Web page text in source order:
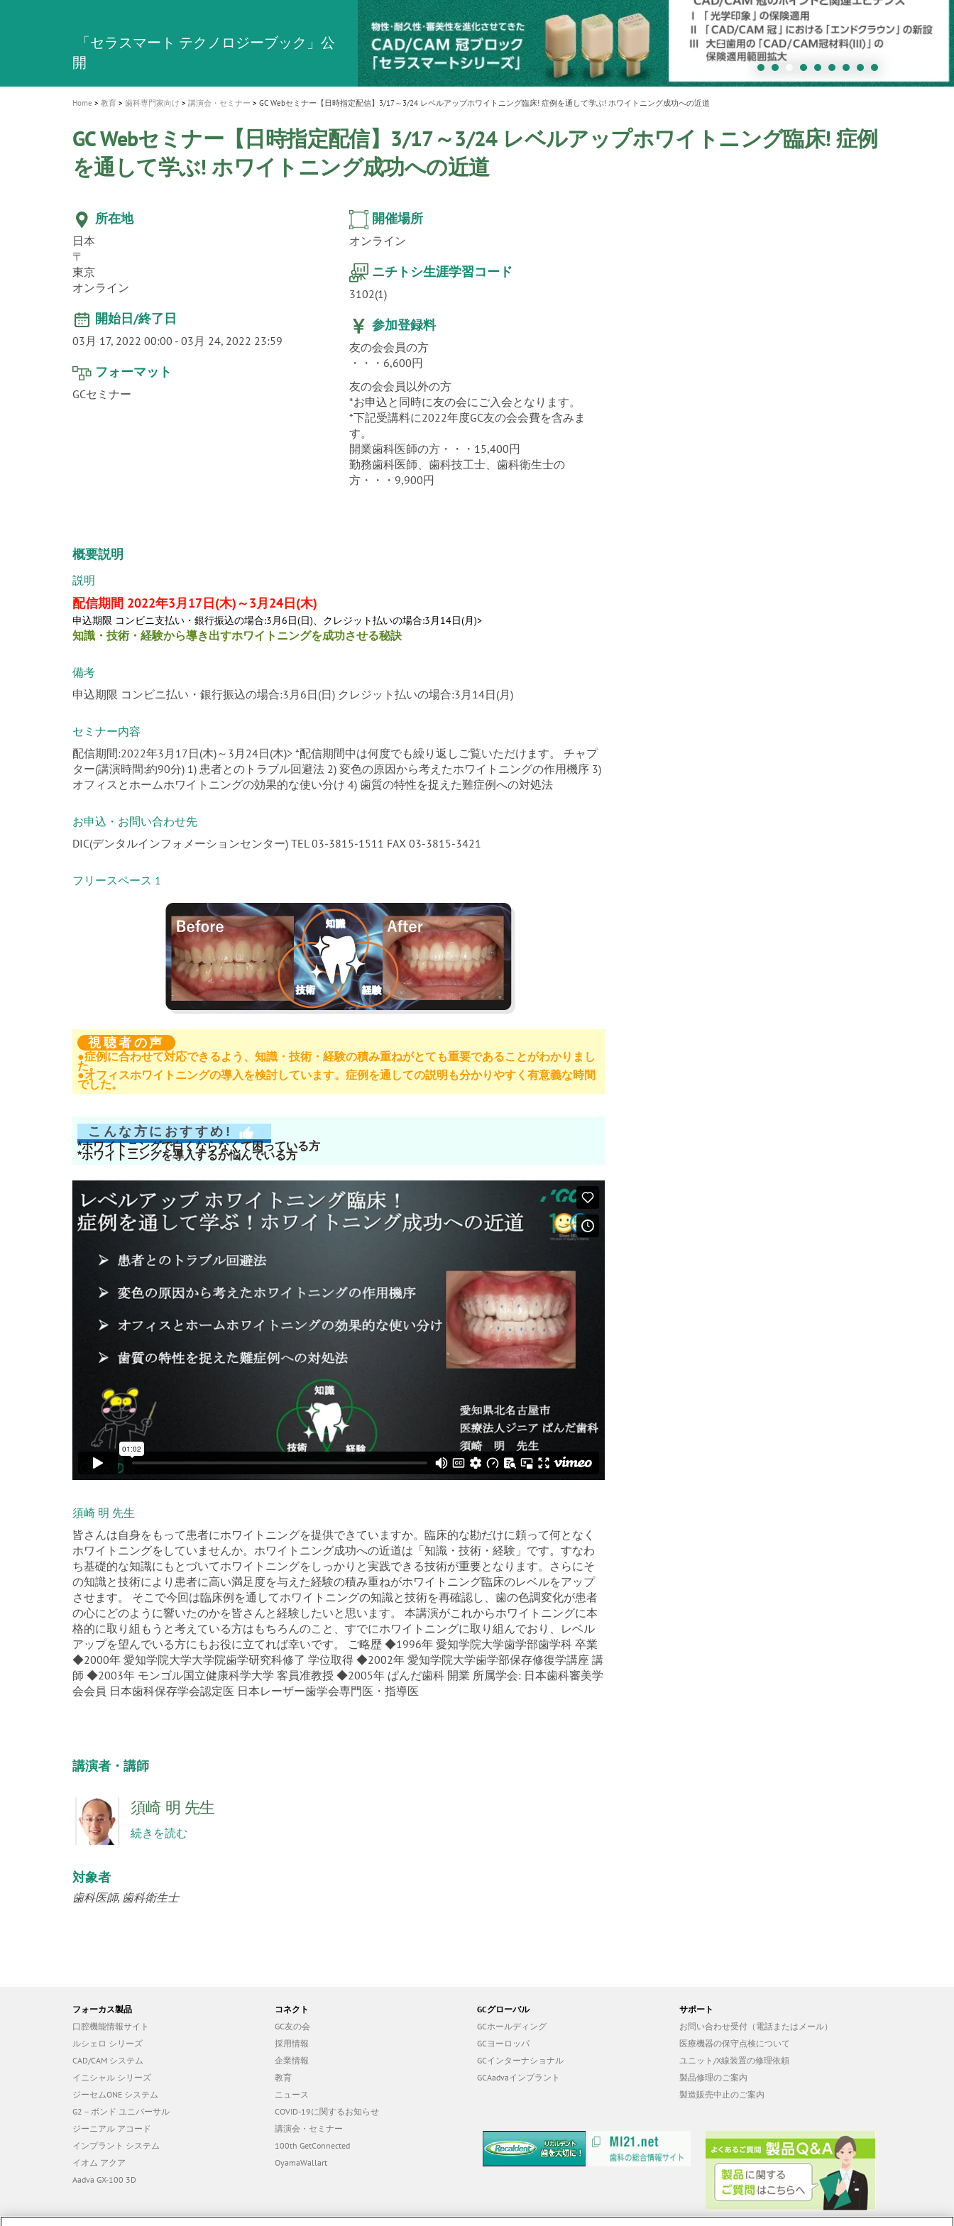
o
n
A healthy smile greatly contributes to your
quality of life
新発売 エバーエックス フロー
製品の詳細情報はこちら
「セラスマート テクノロジーブック」公
開
「イニシャル LiSi（リジ）ブロック テクノ
ロジーブック」公開
歯を内部まで白くする
医療ホワイトニング ティオン®
新製品 イオム ナゴミ for DH
専用サイトはこちら
新製品バキュクレーブ 118 / 318 Prime
製品の詳細情報はこちら
インプラント Aadva®
ショートインプラント新発売
GCグループ企業
Home 教育 歯科専門家向け 講演会・セミナー GC Webセミナー【日時指定配信】3/17～3/24 レベルアップホワイトニング臨床! 症例を通して学ぶ! ホワイトニング成功への近道
GC Webセミナー【日時指定配信】3/17～3/24 レベルアップホワイトニング臨床! 症例
を通して学ぶ! ホワイトニング成功への近道
所在地
日本
〒
東京
オンライン
開始日/終了日
03月 17, 2022 00:00 - 03月 24, 2022 23:59
フォーマット
GCセミナー
開催場所
オンライン
ニチトシ生涯学習コード
3102(1)
参加登録料
友の会会員の方
・・・6,600円
友の会会員以外の方
*お申込と同時に友の会にご入会となります。
*下記受講料に2022年度GC友の会会費を含みま
す。
開業歯科医師の方・・・15,400円
勤務歯科医師、歯科技工士、歯科衛生士の
方・・・9,900円
概要説明
説明
配信期間 2022年3月17日(木)～3月24日(木)
申込期限 コンビニ支払い・銀行振込の場合:3月6日(日)、クレジット払いの場合:3月14日(月)>
知識・技術・経験から導き出すホワイトニングを成功させる秘訣
備考
申込期限 コンビニ払い・銀行振込の場合:3月6日(日) クレジット払いの場合:3月14日(月)
セミナー内容
配信期間:2022年3月17日(木)～3月24日(木)> *配信期間中は何度でも繰り返しご覧いただけます。 チャプ
ター(講演時間:約90分) 1) 患者とのトラブル回避法 2) 変色の原因から考えたホワイトニングの作用機序 3)
オフィスとホームホワイトニングの効果的な使い分け 4) 歯質の特性を捉えた難症例への対処法
お申込・お問い合わせ先
DIC(デンタルインフォメーションセンター) TEL 03-3815-1511 FAX 03-3815-3421
フリースペース 1
視聴者の声
●症例に合わせて対応できるよう、知識・技術・経験の積み重ねがとても重要であることがわかりまし
た。
●オフィスホワイトニングの導入を検討しています。症例を通しての説明も分かりやすく有意義な時間
でした。
こんな方におすすめ!
*ホワイトニングで白くならなくて困っている方
*ホワイトニングを導入するか悩んでいる方
須崎 明 先生
皆さんは自身をもって患者にホワイトニングを提供できていますか。臨床的な勘だけに頼って何となく
ホワイトニングをしていませんか。ホワイトニング成功への近道は「知識・技術・経験」です。すなわ
ち基礎的な知識にもとづいてホワイトニングをしっかりと実践できる技術が重要となります。さらにそ
の知識と技術により患者に高い満足度を与えた経験の積み重ねがホワイトニング臨床のレベルをアップ
させます。 そこで今回は臨床例を通してホワイトニングの知識と技術を再確認し、歯の色調変化が患者
の心にどのように響いたのかを皆さんと経験したいと思います。 本講演がこれからホワイトニングに本
格的に取り組もうと考えている方はもちろんのこと、すでにホワイトニングに取り組んでおり、レベル
アップを望んでいる方にもお役に立てれば幸いです。 ご略歴 ◆1996年 愛知学院大学歯学部歯学科 卒業
◆2000年 愛知学院大学大学院歯学研究科修了 学位取得 ◆2002年 愛知学院大学歯学部保存修復学講座 講
師 ◆2003年 モンゴル国立健康科学大学 客員准教授 ◆2005年 ぱんだ歯科 開業 所属学会: 日本歯科審美学
会会員 日本歯科保存学会認定医 日本レーザー歯学会専門医・指導医
講演者・講師
須崎 明 先生
続きを読む
対象者
歯科医師 歯科衛生士
フォーカス製品
口腔機能情報サイト
ルシェロ シリーズ
CAD/CAM システム
イニシャル シリーズ
ジーセムONE システム
G2－ボンド ユニバーサル
ジーニアル アコード
インプラント システム
イオム アクア
Aadva GX-100 3D
コネクト
GC友の会
採用情報
企業情報
教育
ニュース
COVID-19に関するお知らせ
講演会・セミナー
100th GetConnected
OyamaWallart
GCグローバル
GCホールディング
GCヨーロッパ
GCインターナショナル
GCAadvaインプラント
サポート
お問い合わせ受付（電話またはメール）
医療機器の保守点検について
ユニット/X線装置の修理依頼
製品修理のご案内
製造販売中止のご案内